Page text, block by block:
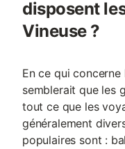
cachet contemporain.
disposent
Vineuse ?
En ce qui
semblerait que les
tout ce que les
généralement
populaires sont :